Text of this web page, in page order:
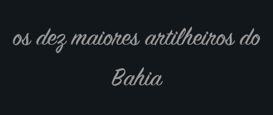
os dez maiores artilheiros do
Bahia